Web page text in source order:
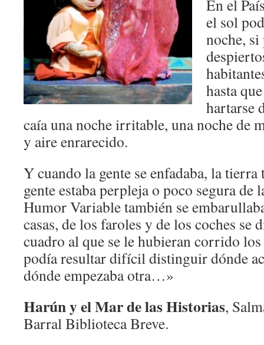
En el
el sol
noche,
hasta
hartarse
caía una noche irritable, una noche de
y aire enrarecido.
Y cuando la gente se enfadaba, la
gente estaba perpleja o poco segura de
Humor Variable también se
casas, de los faroles y de los coches se
cuadro al que se le hubieran corrido
podía resultar difícil distinguir dónde
dónde empezaba otra…»
Harún y el Mar de las Historias,
Barral Biblioteca Breve.